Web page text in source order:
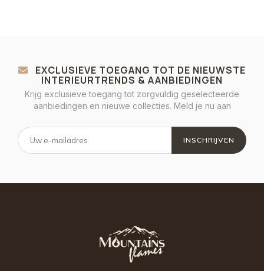
EXCLUSIEVE TOEGANG TOT DE NIEUWSTE
INTERIEURTRENDS & AANBIEDINGEN
Krijg exclusieve toegang tot zorgvuldig geselecteerde
aanbiedingen en nieuwe collecties. Meld je nu aan
INSCHRIJVEN